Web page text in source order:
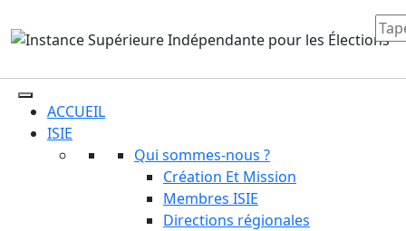
ACCUEIL
ISIE
Qui sommes-nous ?
Création Et Mission
Membres ISIE
Directions régionales